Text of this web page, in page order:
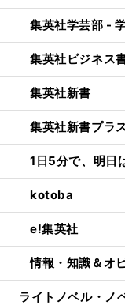
集英社学芸部 -
集英社ビジネス
集英社新書
集英社新書プラ
1日5分で、明日
kotoba
e!集英社
情報・知識＆オ
ライトノベル・ノ